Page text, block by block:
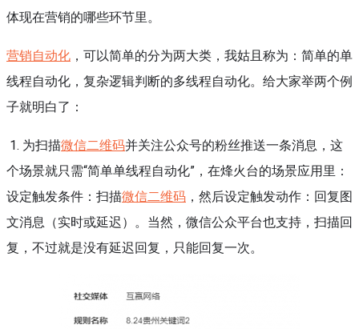
体现在营销的哪些环节里。
营销自动化 ，可以简单的分为两大类，我姑且称为：简单的单
线程自动化，复杂逻辑判断的多线程自动化。给大家举两个例
子就明白了：
1. 为扫描微信二维码并关注公众号的粉丝推送一条消息，这
个场景就只需“简单单线程自动化”，在烽火台的场景应用里：
设定触发条件：扫描微信二维码 ，然后设定触发动作：回复图
文消息（实时或延迟）。当然，微信公众平台也支持，扫描回
复，不过就是没有延迟回复，只能回复一次。